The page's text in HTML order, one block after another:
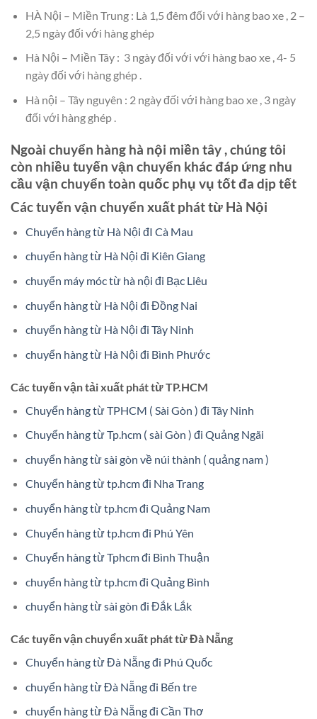
HÀ Nội – Miền Trung : Là 1,5 đêm đối với hàng bao xe , 2 –
2,5 ngày đối với hàng ghép
Hà Nội – Miền Tây : 3 ngày đối với với hàng bao xe , 4- 5
ngày đối với hàng ghép .
Hà nội – Tây nguyên : 2 ngày đối với hàng bao xe , 3 ngày
đối với hàng ghép .
Ngoài chuyển hàng hà nội miền tây , chúng tôi
còn nhiều tuyến vận chuyển khác đáp ứng nhu
cầu vận chuyển toàn quốc phụ vụ tốt đa dịp tết
Các tuyến vận chuyển xuất phát từ Hà Nội
Chuyển hàng từ Hà Nội đI Cà Mau
chuyển hàng từ Hà Nội đi Kiên Giang
chuyển máy móc từ hà nội đi Bạc Liêu
chuyển hàng từ Hà Nội đi Đồng Nai
chuyển hàng từ Hà Nội đi Tây Ninh
chuyển hàng từ Hà Nội đi Bình Phước
Các tuyến vận tải xuất phát từ TP.HCM
Chuyển hàng từ TPHCM ( Sài Gòn ) đi Tây Ninh
Chuyển hàng từ Tp.hcm ( sài Gòn ) đi Quảng Ngãi
chuyển hàng từ sài gòn về núi thành ( quảng nam )
Chuyển hàng từ tp.hcm đi Nha Trang
chuyển hàng từ tp.hcm đi Quảng Nam
Chuyển hàng từ tp.hcm đi Phú Yên
Chuyển hàng từ Tphcm đi Bình Thuận
chuyển hàng từ tp.hcm đi Quảng Bình
chuyển hàng từ sài gòn đi Đắk Lắk
Các tuyến vận chuyển xuất phát từ Đà Nẵng
Chuyển hàng từ Đà Nẵng đi Phú Quốc
chuyển hàng từ Đà Nẵng đi Bến tre
chuyển hàng từ Đà Nẵng đi Cần Thơ